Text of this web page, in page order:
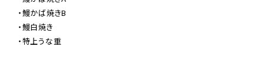
・鰻かば焼きB
・鰻白焼き
・特上うな重